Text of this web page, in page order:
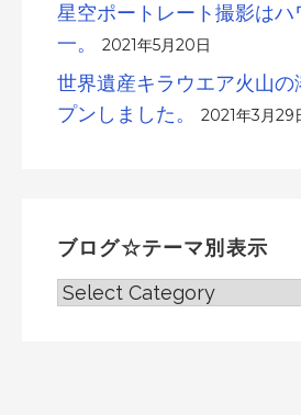
星空ポートレート撮影はハ
一。
2021年5月20日
世界遺産キラウエア火山の
プンしました。
2021年3月29
ブログ☆テーマ別表示
ブ